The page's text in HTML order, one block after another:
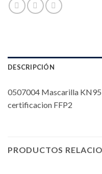
DESCRIPCIÓN
0507004 Mascarilla KN95
certificacion FFP2
PRODUCTOS